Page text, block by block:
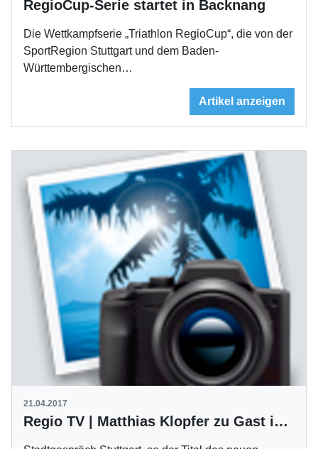
RegioCup-Serie startet in Backnang
Die Wettkampfserie „Triathlon RegioCup“, die von der
SportRegion Stuttgart und dem Baden-
Württembergischen…
Artikel anzeigen
21.04.2017
Regio TV | Matthias Klopfer zu Gast im Stadtgespräch